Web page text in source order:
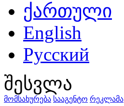
ქართული
English
Русский
შესვლა
მომსახურება სააგენტო რეკლამა